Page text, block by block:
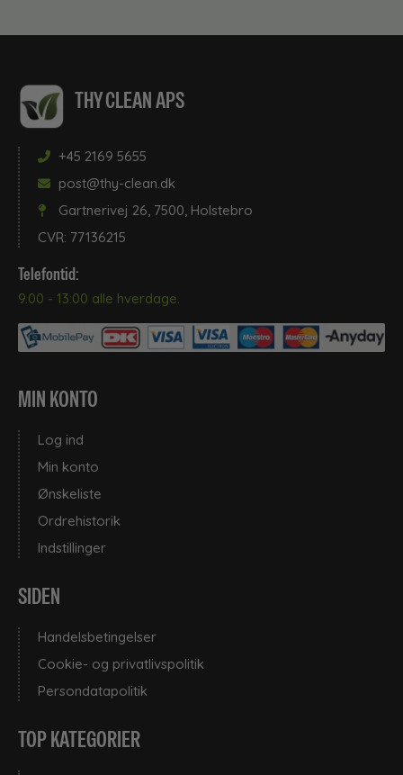
THY CLEAN APS
+45 2169 5655
post@thy-clean.dk
Gartnerivej 26, 7500, Holstebro
CVR: 77136215
Telefontid:
9.00 - 13:00 alle hverdage.
MIN KONTO
Log ind
Min konto
Ønskeliste
Ordrehistorik
Indstillinger
SIDEN
Handelsbetingelser
Cookie- og privatlivspolitik
Persondatapolitik
TOP KATEGORIER